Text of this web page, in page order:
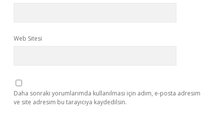
Web Sitesi
Daha sonraki yorumlarımda kullanılması için adım, e-posta adresim
ve site adresim bu tarayıcıya kaydedilsin.